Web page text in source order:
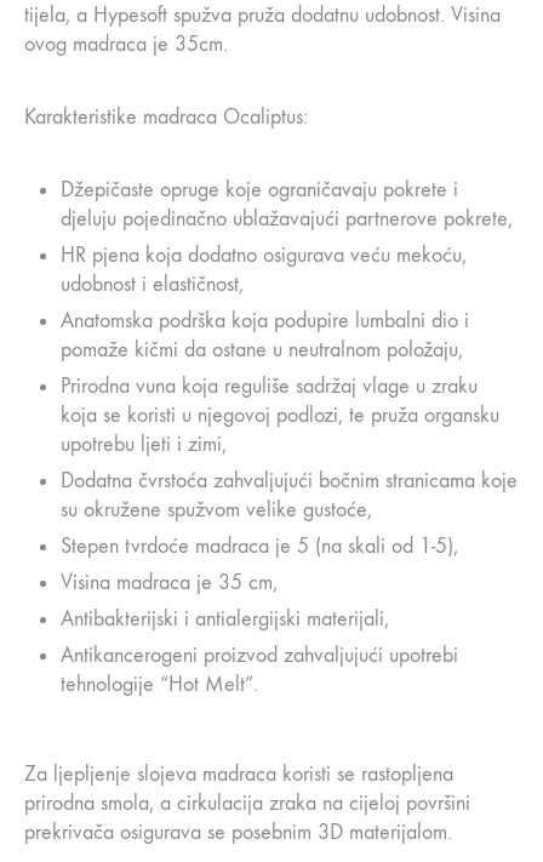
tijela, a Hypesoft spužva pruža dodatnu udobnost. Visina
ovog madraca je 35cm.
Karakteristike madraca Ocaliptus:
Džepičaste opruge koje ograničavaju pokrete i
djeluju pojedinačno ublažavajući partnerove pokrete,
HR pjena koja dodatno osigurava veću mekoću,
udobnost i elastičnost,
Anatomska podrška koja podupire lumbalni dio i
pomaže kičmi da ostane u neutralnom položaju,
Prirodna vuna koja reguliše sadržaj vlage u zraku
koja se koristi u njegovoj podlozi, te pruža organsku
upotrebu ljeti i zimi,
Dodatna čvrstoća zahvaljujući bočnim stranicama koje
su okružene spužvom velike gustoće,
Stepen tvrdoće madraca je 5 (na skali od 1-5),
Visina madraca je 35 cm,
Antibakterijski i antialergijski materijali,
Antikancerogeni proizvod zahvaljujući upotrebi
tehnologije “Hot Melt”.
Za ljepljenje slojeva madraca koristi se rastopljena
prirodna smola, a cirkulacija zraka na cijeloj površini
prekrivača osigurava se posebnim 3D materijalom.